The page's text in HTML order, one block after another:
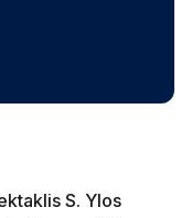
S. Ylos